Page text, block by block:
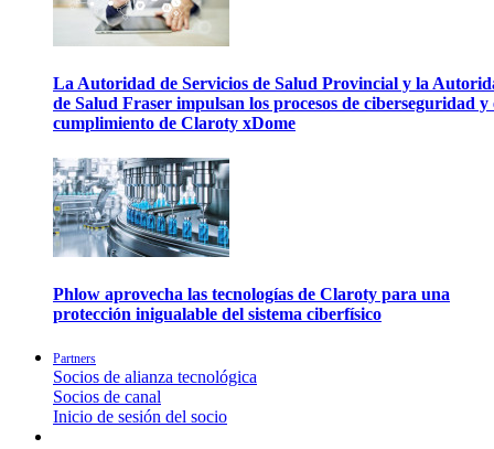
La Autoridad de Servicios de Salud Provincial y la
de Salud Fraser impulsan los procesos de ciberseguridad y
cumplimiento de Claroty xDome
Phlow aprovecha las tecnologías de Claroty para una
protección inigualable del sistema ciberfísico
Partners
Socios de alianza tecnológica
Socios de canal
Inicio de sesión del socio